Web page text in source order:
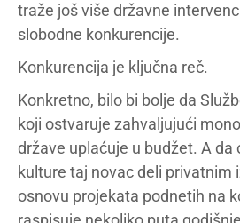
traže još više državne
slobodne konkurencije.
Konkurencija je ključna reč.
Konkretno, bilo bi bolje da
koji ostvaruje zahvaljujući
države uplaćuje u budžet. A
kulture taj novac deli privatnim
osnovu projekata podnetih na